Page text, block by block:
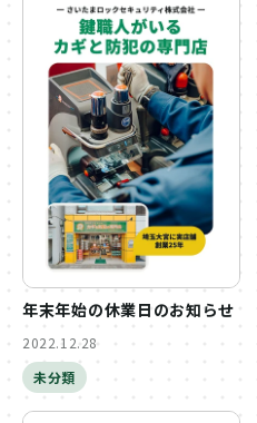
年末年始の休業日のお知らせ
2022.12.28
未分類